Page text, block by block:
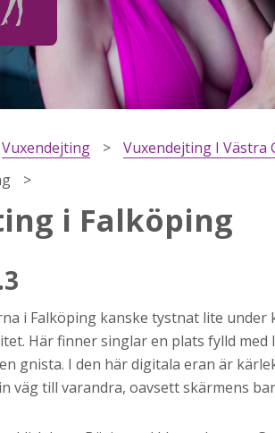
Vuxendejting
Vuxendejting I Västra
i Falköping
i Falköping kanske tystnat lite
Här finner singlar en plats fylld
gnista. I den här digitala eran är
väg till varandra, oavsett skärmens